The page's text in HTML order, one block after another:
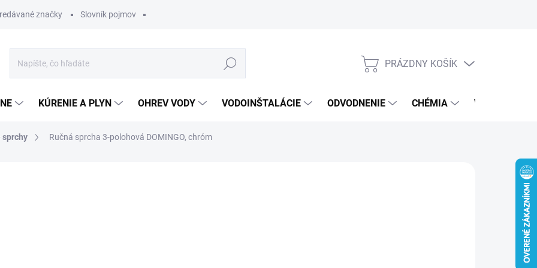
značky Slovník pojmov
Hľadať
NÁKUPNÝ
PRÁZDNY KOŠÍK
KÚRENIE A PLYN OHREV VODY VODOINŠTALÁCIE ODVODNENIE CHÉMIA VEREJNÝ
sprchy Ručná sprcha 3-polohová DOMINGO, chróm